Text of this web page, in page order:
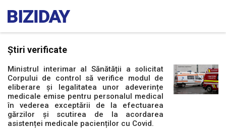
Știri verificate
Ministrul interimar al Sănătății a solicitat
Corpului de control să verifice modul de
eliberare și legalitatea unor adeverințe
medicale emise pentru personalul medical
în vederea exceptării de la efectuarea
gărzilor și scutirea de la acordarea
asistenței medicale pacienților cu Covid.